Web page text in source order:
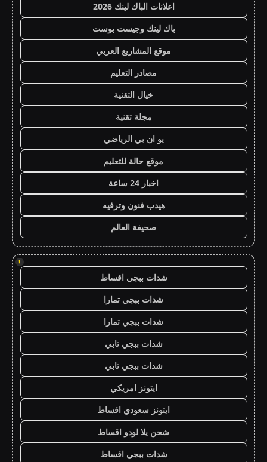
اعلانات الباك لينك 2026
باك لينك وجيست بوست
موقع المشاريع العربي
مصادر التعليم
خيال التقنية
مجلة تقنية
يو ان بي الرياضي
موقع حالة للتعليم
اخبار 24 ساعة
هيدب فنون وترفيه
صحيفة العالم
!
شدات ببجي اقساط
شدات ببجي تمارا
شدات ببجي تمارا
شدات ببجي تابي
شدات ببجي تابي
ايتونز امريكي
ايتونز سعودي اقساط
شحن يلا لودو اقساط
شدات ببجي اقساط